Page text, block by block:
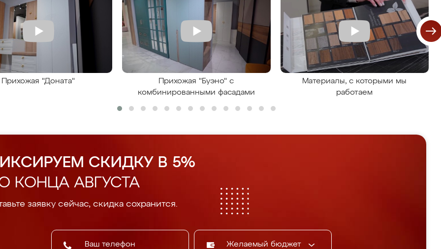
Прихожая "Доната"
Прихожая "Буэно" с
комбинированными фасадами
Материалы, с которыми мы
работаем
СКИДКУ В 5%
КОНЦА АВГУСТА
заявку сейчас, скидка сохранится.
Желаемый бюджет